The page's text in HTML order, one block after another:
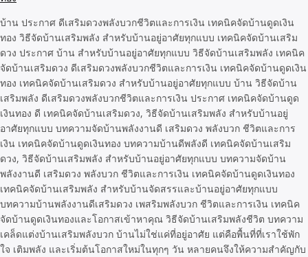
บ้าน ประกาศ ดีเสริมดวงพลังบวกชีวิตและการเงิน เทคนิคจัดบ้านดูดเงิน
ทอง วิธีจัดบ้านเสริมพลัง สำหรับบ้านอยู่อาศัยทุกแบบ เทคนิคจัดบ้านเสริม
ดวง ประกาศ บ้าน สำหรับบ้านอยู่อาศัยทุกแบบ วิธีจัดบ้านเสริมพลัง เทคนิค
จัดบ้านเสริมดวง ดีเสริมดวงพลังบวกชีวิตและการเงิน เทคนิคจัดบ้านดูดเงิน
ทอง เทคนิคจัดบ้านเสริมดวง สำหรับบ้านอยู่อาศัยทุกแบบ บ้าน วิธีจัดบ้าน
เสริมพลัง ดีเสริมดวงพลังบวกชีวิตและการเงิน ประกาศ เทคนิคจัดบ้านดูด
เงินทอง ดี เทคนิคจัดบ้านเสริมดวง, วิธีจัดบ้านเสริมพลัง สำหรับบ้านอยู่
อาศัยทุกแบบ บทความจัดบ้านพลังงานดี เสริมดวง พลังบวก ชีวิตและการ
เงิน เทคนิคจัดบ้านดูดเงินทอง บทความบ้านดีพลังดี เทคนิคจัดบ้านเสริม
ดวง, วิธีจัดบ้านเสริมพลัง สำหรับบ้านอยู่อาศัยทุกแบบ บทความจัดบ้าน
พลังงานดี เสริมดวง พลังบวก ชีวิตและการเงิน เทคนิคจัดบ้านดูดเงินทอง
เทคนิคจัดบ้านเสริมพลัง สำหรับบ้านจัดสรรและบ้านอยู่อาศัยทุกแบบ
บทความบ้านพลังงานดีเสริมดวง เพสริมพลังบวก ชีวิตและการเงิน เทคนิค
จัดบ้านดูดเงินทองและโอกาสเข้าหาคุณ วิธีจัดบ้านเสริมพลังชีวิต บทความ
เคล็ดแต่งบ้านเสริมพลังบวก บ้านไม่ใช่แค่ที่อยู่อาศัย แต่คือพื้นที่ที่เราใช้พัก
ใจ เติมพลัง และเริ่มต้นโอกาสใหม่ในทุกๆ วัน หลายคนจึงให้ความสำคัญกับ